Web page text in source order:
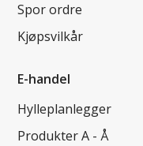
Spor ordre
Kjøpsvilkår
E-handel
Hylleplanlegger
Produkter A - Å